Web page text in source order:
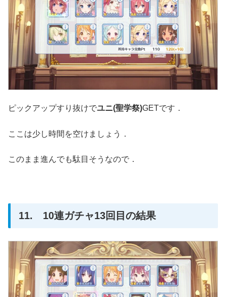
ピックアップすり抜けでユニ(聖学祭)GETです．
ここは少し時間を空けましょう．
このまま進んでも駄目そうなので．
11. 10連ガチャ13回目の結果